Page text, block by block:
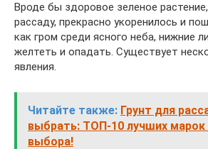
Вроде бы здоровое зеленое
рассаду, прекрасно укоренилось и
как гром среди ясного неба, нижние
желтеть и опадать. Существует
явления.
Читайте также: Грунт для
выбрать: ТОП-10 лучших марок
выбора!